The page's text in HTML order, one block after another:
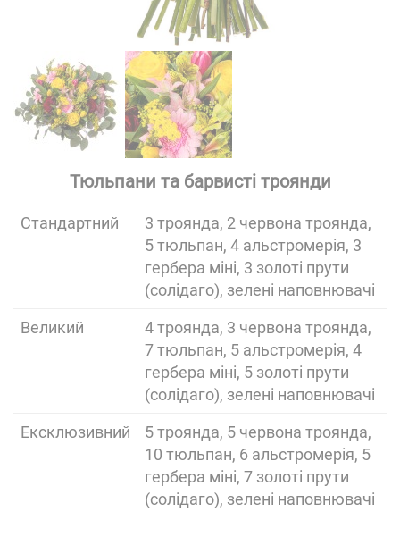
Тюльпани та барвисті троянди
Cтандартний
3 троянда, 2 червона троянда,
5 тюльпан, 4 альстромерія, 3
гербера міні, 3 золоті прути
(солідаго), зелені наповнювачі
Великий
4 троянда, 3 червона троянда,
7 тюльпан, 5 альстромерія, 4
гербера міні, 5 золоті прути
(солідаго), зелені наповнювачі
Ексклюзивний
5 троянда, 5 червона троянда,
10 тюльпан, 6 альстромерія, 5
гербера міні, 7 золоті прути
(солідаго), зелені наповнювачі